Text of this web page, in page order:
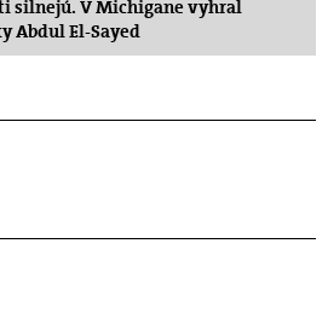
silnejú. V Michigane vyhral
Abdul El-Sayed